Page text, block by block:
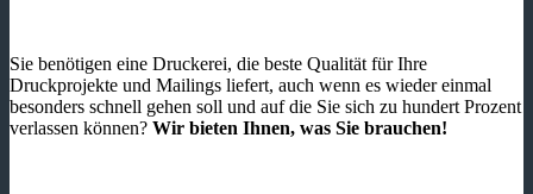
Sie benötigen eine Druckerei, die beste ­Qualität für Ihre
Druckprojekte und Mailings liefert, auch wenn es wieder einmal
besonders schnell gehen soll und auf die Sie sich zu hundert Prozent
verlassen können? Wir bieten Ihnen, was Sie brauchen!